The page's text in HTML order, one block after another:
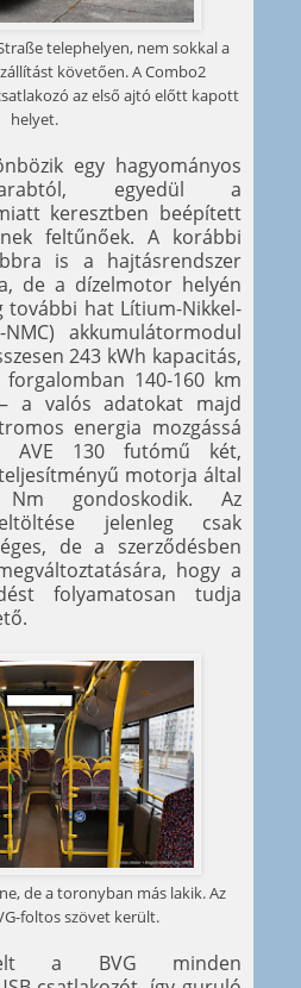
telephelyen, nem sokkal a
követően. A Combo2
az első ajtó előtt kapott
helyet.
egy hagyományos
egyedül a
keresztben beépített
feltűnőek. A korábbi
is a hajtásrendszer
de a dízelmotor helyén
további hat Lítium-Nikkel-
akkumulátormodul
243 kWh kapacitás,
140-160 km
a valós adatokat majd
energia mozgássá
AVE 130 futómű két,
motorja által
gondoskodik. Az
jelenleg csak
de a szerződésben
hogy a
folyamatosan tudja
de a toronyban más lakik. Az
foltos szövet került.
a BVG minden